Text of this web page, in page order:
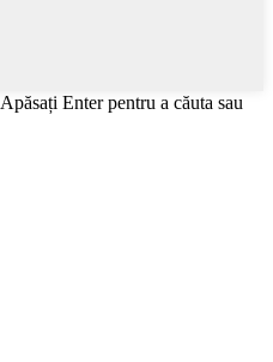
Apăsați Enter pentru a căuta sau